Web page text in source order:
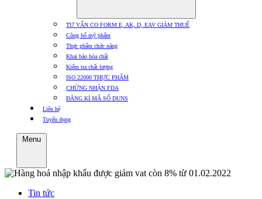
TƯ VẤN CO FORM E, AK, D, EAV GIẢM THUẾ
Công bố mỹ phẩm
Thực phẩm chức năng
Khai báo hóa chất
Kiểm tra chất lượng
ISO 22000 THỰC PHẨM
CHỨNG NHẬN FDA
ĐĂNG KÍ MÃ SỐ DUNS
Liên hệ
Tuyển dụng
Menu
Tin tức